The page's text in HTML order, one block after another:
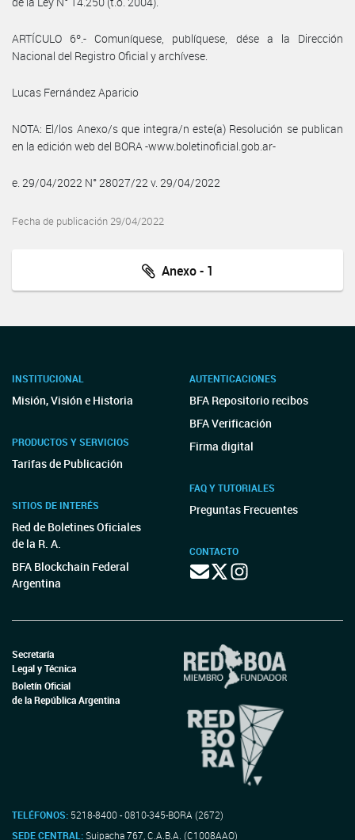
ARTÍCULO 6º.- Comuníquese, publíquese, dése a la Dirección
Nacional del Registro Oficial y archívese.
Lucas Fernández Aparicio
NOTA: El/los Anexo/s que integra/n este(a) Resolución se publican
en la edición web del BORA -www.boletinoficial.gob.ar-
e. 29/04/2022 N° 28027/22 v. 29/04/2022
Fecha de publicación 29/04/2022
Anexo - 1
INSTITUCIONAL
Misión, Visión e Historia
PRODUCTOS Y SERVICIOS
Tarifas de Publicación
SITIOS DE INTERÉS
Red de Boletines Oficiales
de la R. A.
BFA Blockchain Federal
Argentina
AUTENTICACIONES
BFA Repositorio recibos
BFA Verificación
Firma digital
FAQ Y TUTORIALES
Preguntas Frecuentes
CONTACTO
Secretaría
Legal y Técnica
Boletín Oficial
de la República Argentina
TELÉFONOS: 5218-8400 - 0810-345-BORA (2672)
SEDE CENTRAL:Suipacha 767, C.A.B.A. (C1008AAO)